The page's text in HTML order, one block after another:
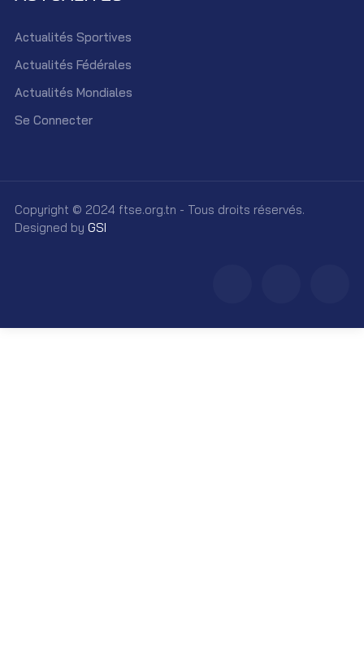
Actualités Sportives
Actualités Fédérales
Actualités Mondiales
Se Connecter
Copyright © 2024 ftse.org.tn - Tous droits réservés.
Designed by GSI